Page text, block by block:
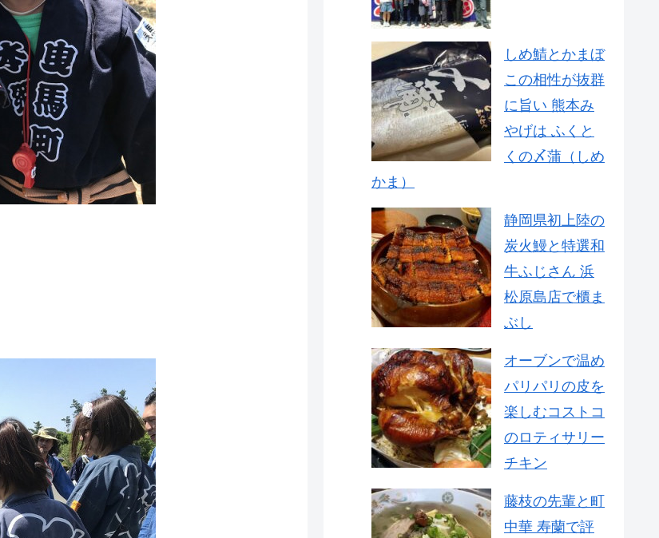
しめ鯖とかまぼ
この相性が抜群
に旨い 熊本み
やげは ふくと
くの〆蒲（しめ
かま）
静岡県初上陸の
炭火鰻と特選和
牛ふじさん 浜
松原島店で櫃ま
ぶし
オーブンで温め
パリパリの皮を
楽しむコストコ
のロティサリー
チキン
藤枝の先輩と町
中華 寿蘭で評